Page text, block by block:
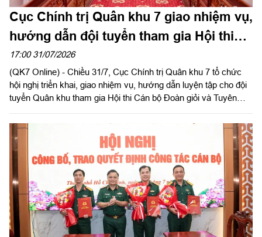
Cục Chính trị Quân khu 7 giao nhiệm vụ,
hướng dẫn đội tuyển tham gia Hội thi
Cán bộ Đoàn giỏi và Tuyên truyền viên
trẻ toàn quân năm 2026
17:00 31/07/2026
(QK7 Online) - Chiều 31/7, Cục Chính trị Quân khu 7 tổ chức
hội nghị triển khai, giao nhiệm vụ, hướng dẫn luyện tập cho đội
tuyển Quân khu tham gia Hội thi Cán bộ Đoàn giỏi và Tuyên
Phó Chủ nhiệm Chính trị Quân khu chủ trì hội nghị.